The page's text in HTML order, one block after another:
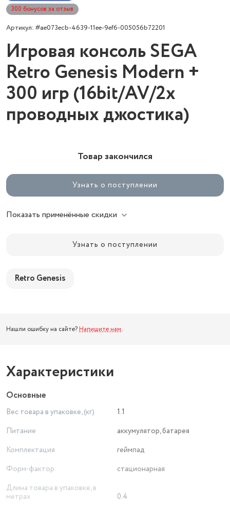
300 бонусов за отзыв
Артикул: #ae073ecb-4639-11ee-9ef6-005056b72201
Игровая консоль SEGA
Retro Genesis Modern +
300 игр (16bit/AV/2х
проводных джостика)
Товар закончился
Узнать о поступлении
Показать применённые скидки
Узнать о поступлении
Retro Genesis
Нашли ошибку на сайте? Напишите нам.
Характеристики
Основные
Вес товара в упаковке, (кг)
1.1
Питание
аккумулятор, батарея
Комплектация
геймпад
Форм-фактор
стационарная
Длина товара в упаковке, в
метрах
0.4